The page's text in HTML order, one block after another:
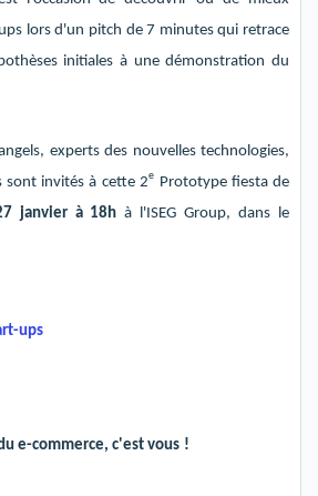
lors d'un pitch de 7 minutesqui retrace
initiales à une démonstration du
, experts des nouvelles technologies,
sont invitésà cette 2e
Prototype fiesta de
janvier à 18h à l'ISEG Group, dans le
ups
e-commerce, c'est vous !